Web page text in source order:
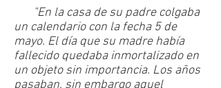
"En la casa de su padre colgaba
un calendario con la fecha 5 de
mayo. El día que su madre había
fallecido quedaba inmortalizado en
un objeto sin importancia. Los años
pasaban, sin embargo aquel